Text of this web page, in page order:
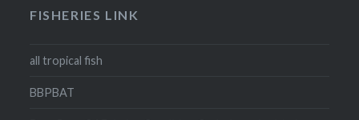
FISHERIES LINK
all tropical fish
BBPBAT